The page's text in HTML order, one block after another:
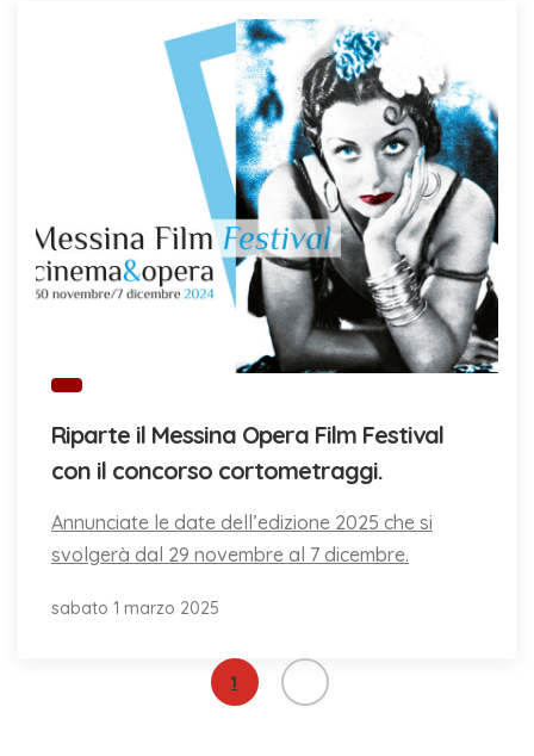
Riparte il Messina Opera Film Festival
con il concorso cortometraggi.
Annunciate le date dell’edizione 2025 che si
svolgerà dal 29 novembre al 7 dicembre.
sabato 1 marzo 2025
1